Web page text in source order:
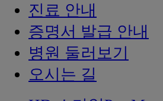
진료 안내
증명서 발급 안내
병원 둘러보기
오시는 길